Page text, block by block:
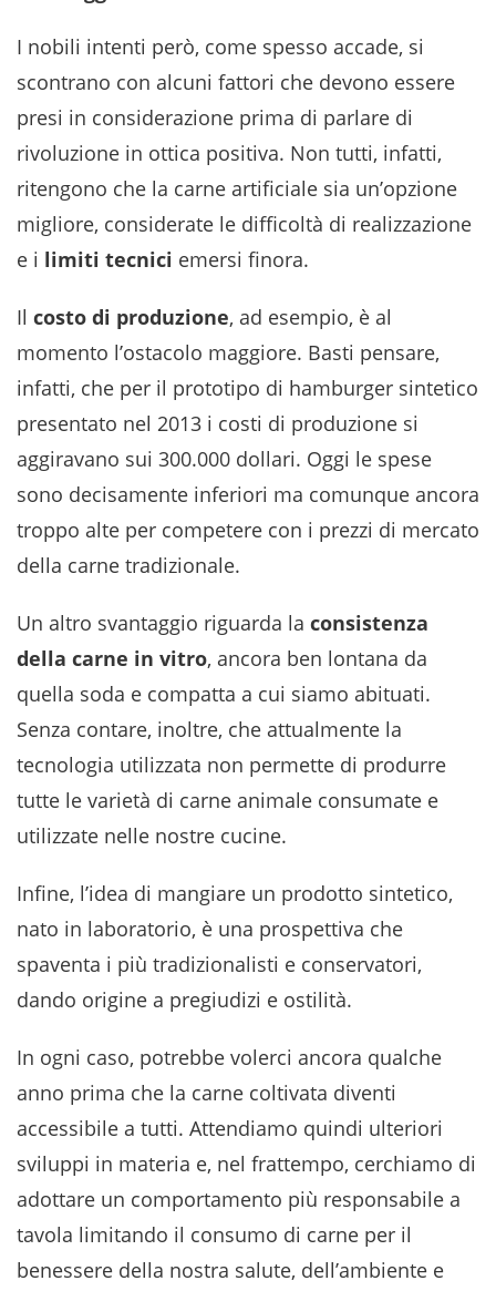
I nobili intenti però, come spesso accade, si
scontrano con alcuni fattori che devono essere
presi in considerazione prima di parlare di
rivoluzione in ottica positiva. Non tutti, infatti,
ritengono che la carne artificiale sia un’opzione
migliore, considerate le difficoltà di realizzazione
e i limiti tecnici emersi finora.
Il costo di produzione, ad esempio, è al
momento l’ostacolo maggiore. Basti pensare,
infatti, che per il prototipo di hamburger sintetico
presentato nel 2013 i costi di produzione si
aggiravano sui 300.000 dollari. Oggi le spese
sono decisamente inferiori ma comunque ancora
troppo alte per competere con i prezzi di mercato
della carne tradizionale.
Un altro svantaggio riguarda la consistenza
della carne in vitro, ancora ben lontana da
quella soda e compatta a cui siamo abituati.
Senza contare, inoltre, che attualmente la
tecnologia utilizzata non permette di produrre
tutte le varietà di carne animale consumate e
utilizzate nelle nostre cucine.
Infine, l’idea di mangiare un prodotto sintetico,
nato in laboratorio, è una prospettiva che
spaventa i più tradizionalisti e conservatori,
dando origine a pregiudizi e ostilità.
In ogni caso, potrebbe volerci ancora qualche
anno prima che la carne coltivata diventi
accessibile a tutti. Attendiamo quindi ulteriori
sviluppi in materia e, nel frattempo, cerchiamo di
adottare un comportamento più responsabile a
tavola limitando il consumo di carne per il
benessere della nostra salute, dell’ambiente e